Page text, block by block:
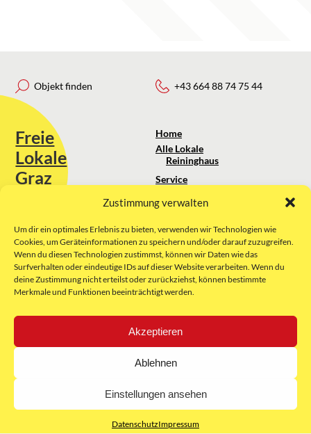
Zustimmung verwalten
Um dir ein optimales Erlebnis zu bieten, verwenden wir Technologien wie
Cookies, um Geräteinformationen zu speichern und/oder darauf zuzugreifen.
Wenn du diesen Technologien zustimmst, können wir Daten wie das
Surfverhalten oder eindeutige IDs auf dieser Website verarbeiten. Wenn du
deine Zustimmung nicht erteilst oder zurückziehst, können bestimmte
Merkmale und Funktionen beeinträchtigt werden.
Akzeptieren
Ablehnen
Einstellungen ansehen
DatenschutzImpressum
Objekt finden
Freie
Lokale
Graz
Sie erreichen uns unter:
kontakt@freielokale-graz.at
Website by Rubikon Werbeagentur
GmbH
+43 664 88 74 75 44
Home
Alle Lokale
Reininghaus
Service
Über uns
Impressum
AGB
Datenschutz
E-Mail